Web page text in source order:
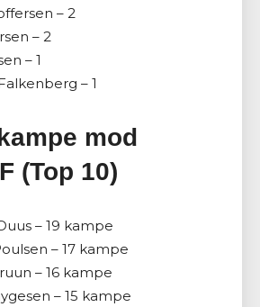
– 2
– 2
– 1
– 1
mod
(Top 10)
– 19 kampe
– 17 kampe
– 16 kampe
– 15 kampe